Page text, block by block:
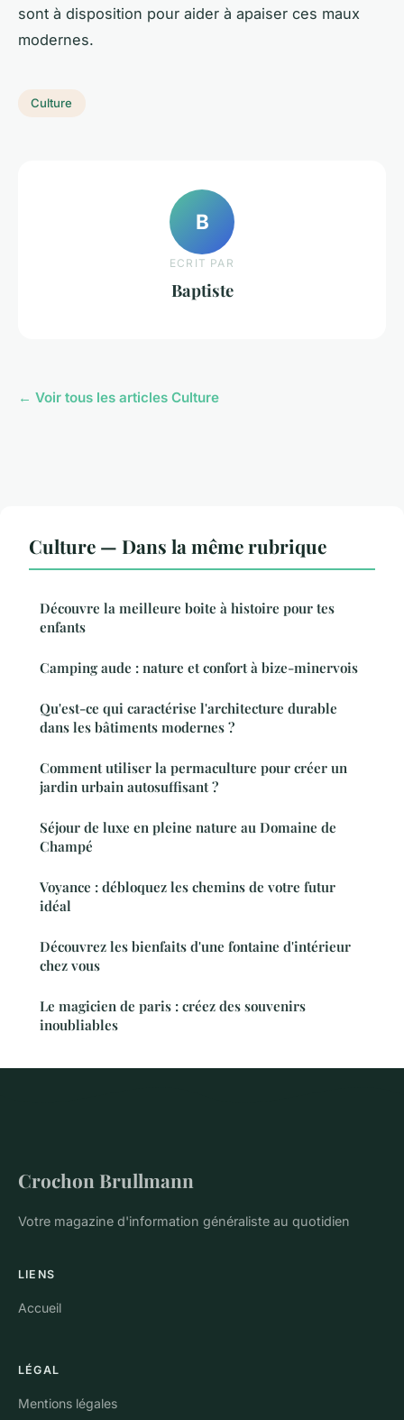
sont à disposition pour aider à apaiser ces maux
modernes.
Culture
B
ECRIT PAR
Baptiste
← Voir tous les articles Culture
Culture — Dans la même rubrique
Découvre la meilleure boite à histoire pour tes
enfants
Camping aude : nature et confort à bize-minervois
Qu'est-ce qui caractérise l'architecture durable
dans les bâtiments modernes ?
Comment utiliser la permaculture pour créer un
jardin urbain autosuffisant ?
Séjour de luxe en pleine nature au Domaine de
Champé
Voyance : débloquez les chemins de votre futur
idéal
Découvrez les bienfaits d'une fontaine d'intérieur
chez vous
Le magicien de paris : créez des souvenirs
inoubliables
Crochon Brullmann
Votre magazine d'information généraliste au quotidien
LIENS
Accueil
LÉGAL
Mentions légales